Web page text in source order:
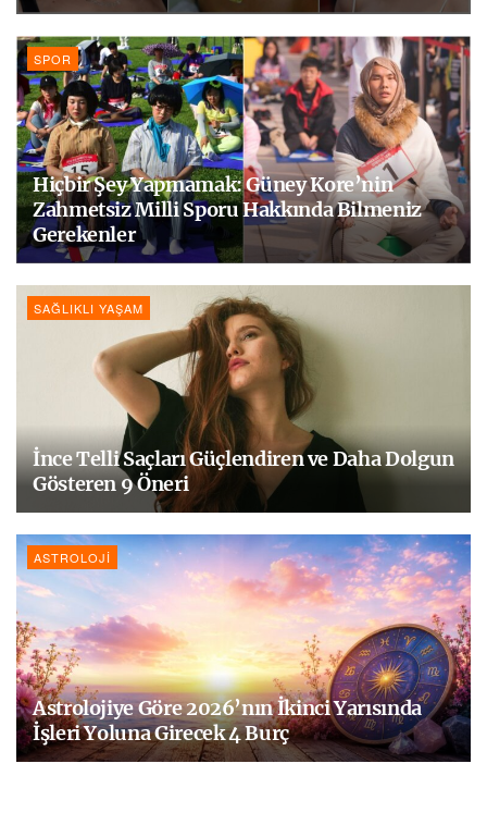
SPOR
Hiçbir Şey Yapmamak: Güney Kore’nin
Zahmetsiz Milli Sporu Hakkında Bilmeniz
Gerekenler
SAĞLIKLI YAŞAM
İnce Telli Saçları Güçlendiren ve Daha Dolgun
Gösteren 9 Öneri
ASTROLOJI
Astrolojiye Göre 2026’nın İkinci Yarısında
İşleri Yoluna Girecek 4 Burç